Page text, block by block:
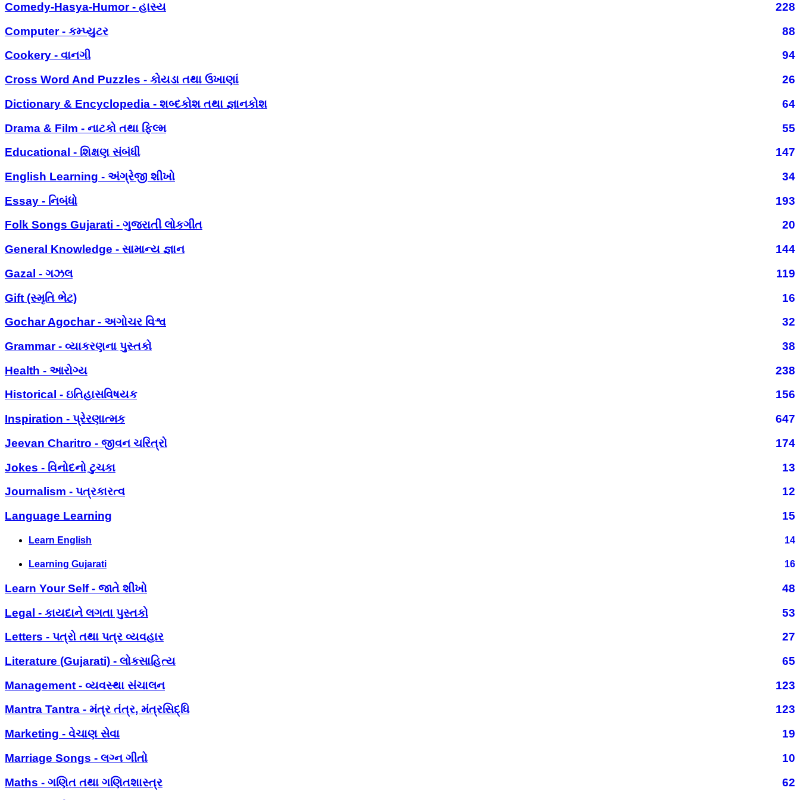
Comedy-Hasya-Humor - હાસ્ય
228
Computer - કમ્પ્યુટર
88
Cookery - વાનગી
94
Cross Word And Puzzles - કોયડા તથા ઉખાણાં
26
Dictionary & Encyclopedia - શબ્દકોશ તથા જ્ઞાનકોશ
64
Drama & Film - નાટકો તથા ફિલ્મ
55
Educational - શિક્ષણ સંબંધી
147
English Learning - અંગ્રેજી શીખો
34
Essay - નિબંધો
193
Folk Songs Gujarati - ગુજરાતી લોકગીત
20
General Knowledge - સામાન્ય જ્ઞાન
144
Gazal - ગઝલ
119
Gift (સ્મૃતિ ભેટ)
16
Gochar Agochar - અગોચર વિશ્વ
32
Grammar - વ્યાકરણના પુસ્તકો
38
Health - આરોગ્ય
238
Historical - ઇતિહાસવિષયક
156
Inspiration - પ્રેરણાત્મક
647
Jeevan Charitro - જીવન ચરિત્રો
174
Jokes - વિનોદનો ટુચકા
13
Journalism - પત્રકારત્વ
12
Language Learning
15
Learn English 14
Learning Gujarati 16
Learn Your Self - જાતે શીખો
48
Legal - કાયદાને લગતા પુસ્તકો
53
Letters - પત્રો તથા પત્ર વ્યવહાર
27
Literature (Gujarati) - લોકસાહિત્ય
65
Management - વ્યવસ્થા સંચાલન
123
Mantra Tantra - મંત્ર તંત્ર, મંત્રસિદ્ધિ
123
Marketing - વેચાણ સેવા
19
Marriage Songs - લગ્ન ગીતો
10
Maths - ગણિત તથા ગણિતશાસ્ત્ર
62